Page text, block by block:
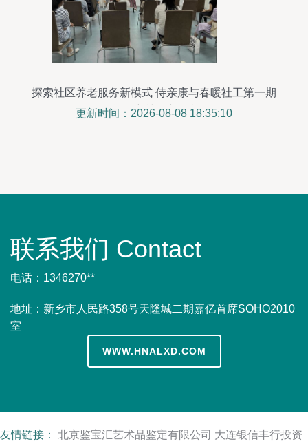
探索社区养老服务新模式 侍亲康与春暖社工第一期
产品培训会议开启
更新时间：2026-08-08 18:35:10
联系我们 Contact
电话：1346270**
地址：新乡市人民路358号天隆城二期嘉亿首席SOHO2010
室
WWW.HNALXD.COM
友情链接： 北京鉴宝汇艺术品鉴定有限公司 大连银信丰行投资